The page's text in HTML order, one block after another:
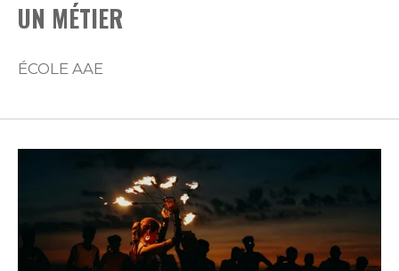
UN MÉTIER
ÉCOLE AAE